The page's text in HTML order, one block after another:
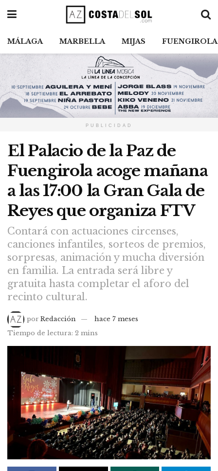
MÁLAGA MARBELLA MIJAS FUENGIROLA
PUBLICIDAD
El Palacio de la Paz de
Fuengirola acoge mañana
a las 17:00 la Gran Gala de
Reyes que organiza FTV
Contará con actuaciones circenses,
canciones infantiles, sorteos de premios,
sorpresas, animación y mucha diversión
en familia. La entrada será libre y
gratuita hasta completar el aforo del
recinto cultural.
por Redacción
hace 7 meses
Tiempo de lectura: 2 mins